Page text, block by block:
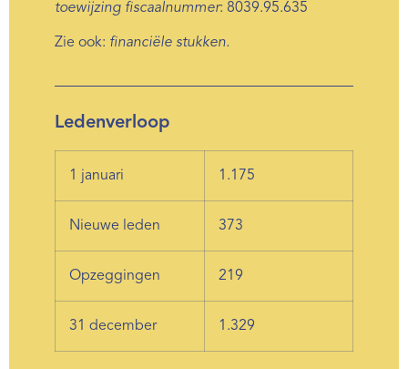
toewijzing fiscaalnummer: 8039.95.635
Zie ook: financiële stukken.
Ledenverloop
1 januari 1.175
Nieuwe leden 373
Opzeggingen 219
31 december 1.329